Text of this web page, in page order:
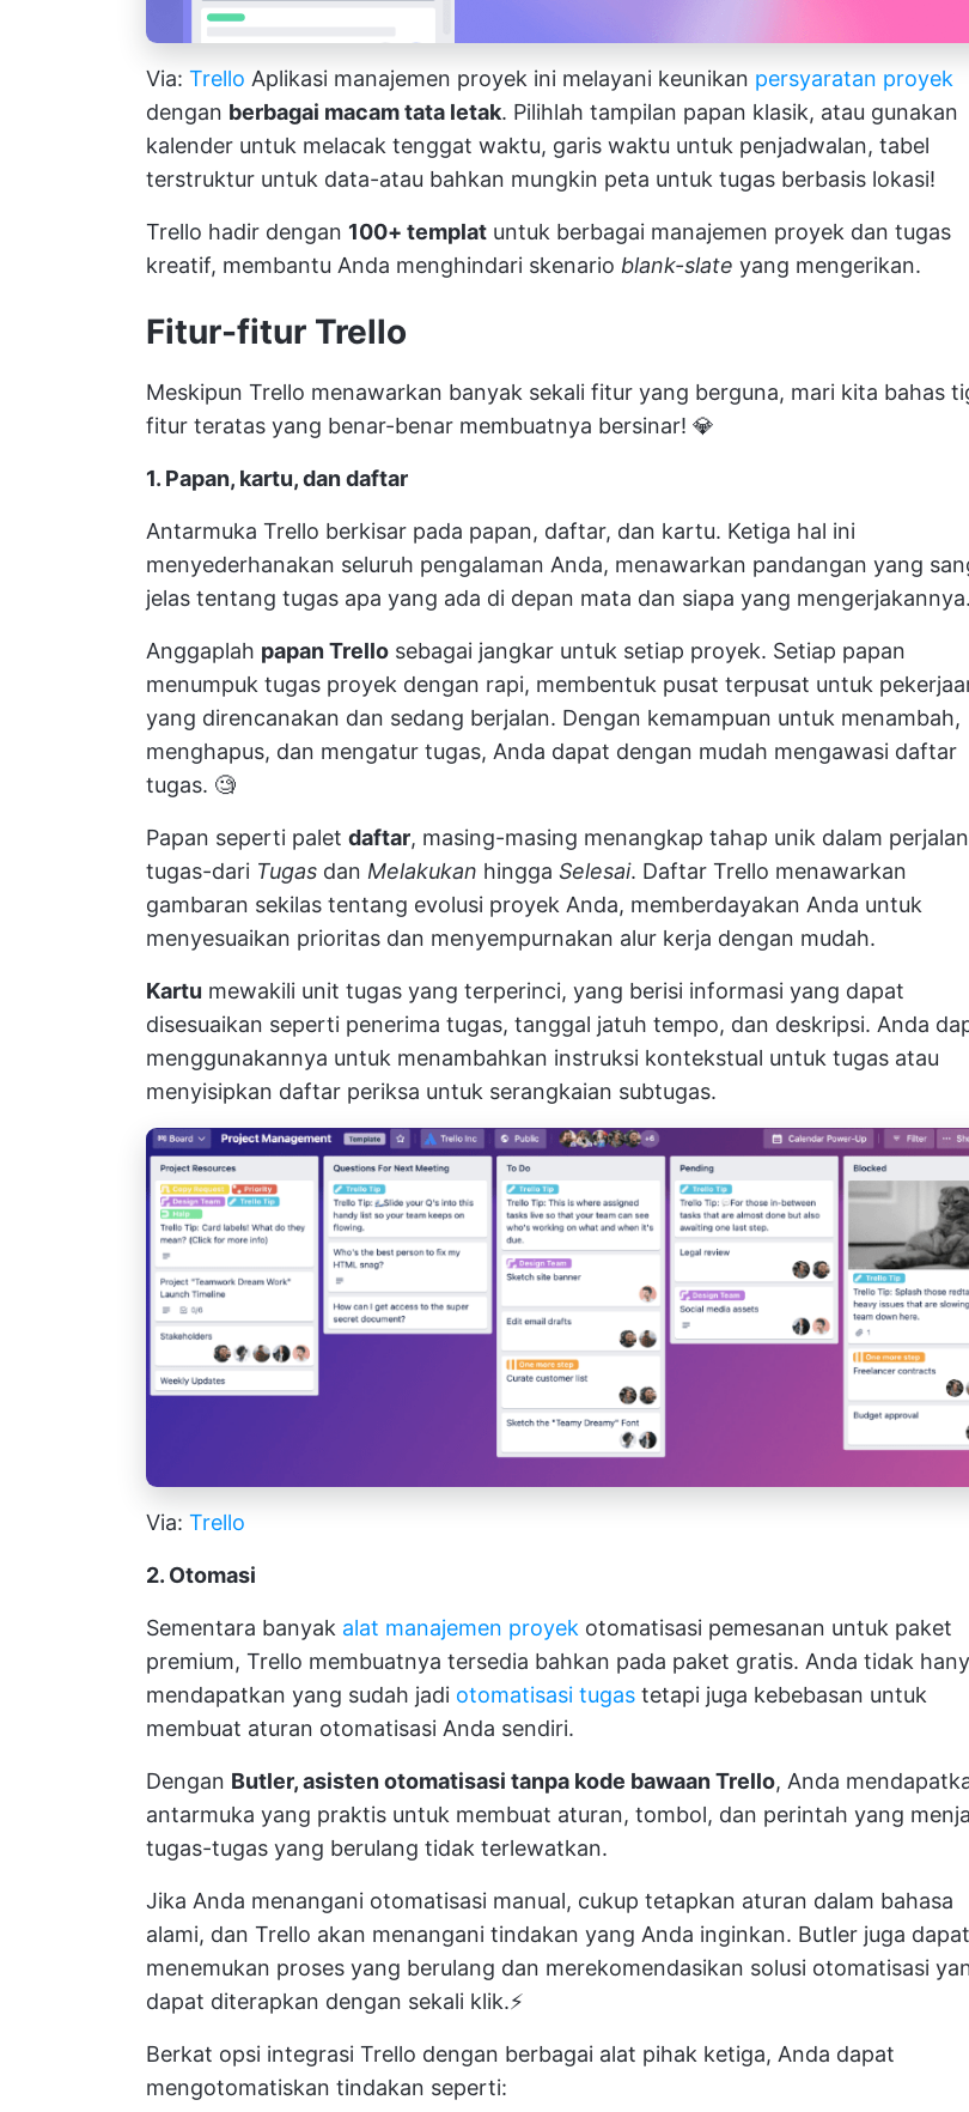
Via: Trello Aplikasi manajemen proyek ini melayani keunikan persyaratan proyek
dengan berbagai macam tata letak. Pilihlah tampilan papan klasik, atau gunakan
kalender untuk melacak tenggat waktu, garis waktu untuk penjadwalan, tabel
terstruktur untuk data-atau bahkan mungkin peta untuk tugas berbasis lokasi!
Trello hadir dengan 100+ templat untuk berbagai manajemen proyek dan tugas
kreatif, membantu Anda menghindari skenario blank-slate yang mengerikan.
Fitur-fitur Trello
Meskipun Trello menawarkan banyak sekali fitur yang berguna, mari kita bahas
fitur teratas yang benar-benar membuatnya bersinar! 💎
1. Papan, kartu, dan daftar
Antarmuka Trello berkisar pada papan, daftar, dan kartu. Ketiga hal ini
menyederhanakan seluruh pengalaman Anda, menawarkan pandangan yang
jelas tentang tugas apa yang ada di depan mata dan siapa yang mengerjakannya.
Anggaplah papan Trello sebagai jangkar untuk setiap proyek. Setiap papan
menumpuk tugas proyek dengan rapi, membentuk pusat terpusat untuk
yang direncanakan dan sedang berjalan. Dengan kemampuan untuk menambah,
menghapus, dan mengatur tugas, Anda dapat dengan mudah mengawasi daftar
tugas. 🧐
Papan seperti palet daftar, masing-masing menangkap tahap unik dalam
tugas-dari Tugas dan Melakukan hingga Selesai. Daftar Trello menawarkan
gambaran sekilas tentang evolusi proyek Anda, memberdayakan Anda untuk
menyesuaikan prioritas dan menyempurnakan alur kerja dengan mudah.
Kartu mewakili unit tugas yang terperinci, yang berisi informasi yang dapat
disesuaikan seperti penerima tugas, tanggal jatuh tempo, dan deskripsi. Anda
menggunakannya untuk menambahkan instruksi kontekstual untuk tugas atau
menyisipkan daftar periksa untuk serangkaian subtugas.
Via: Trello
2. Otomasi
Sementara banyak alat manajemen proyek otomatisasi pemesanan untuk paket
premium, Trello membuatnya tersedia bahkan pada paket gratis. Anda tidak
mendapatkan yang sudah jadi otomatisasi tugas tetapi juga kebebasan untuk
membuat aturan otomatisasi Anda sendiri.
Dengan Butler, asisten otomatisasi tanpa kode bawaan Trello, Anda
antarmuka yang praktis untuk membuat aturan, tombol, dan perintah yang
tugas-tugas yang berulang tidak terlewatkan.
Jika Anda menangani otomatisasi manual, cukup tetapkan aturan dalam bahasa
alami, dan Trello akan menangani tindakan yang Anda inginkan. Butler juga dapat
menemukan proses yang berulang dan merekomendasikan solusi otomatisasi
dapat diterapkan dengan sekali klik.⚡
Berkat opsi integrasi Trello dengan berbagai alat pihak ketiga, Anda dapat
mengotomatiskan tindakan seperti: